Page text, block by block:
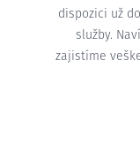
dispozici už
služby.
zajistíme